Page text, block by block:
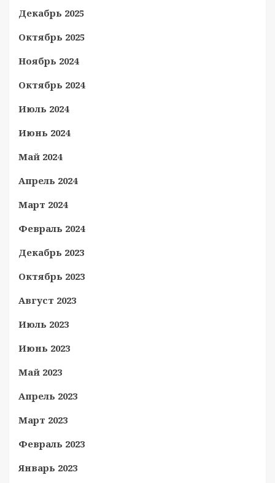
Декабрь 2025
Октябрь 2025
Ноябрь 2024
Октябрь 2024
Июль 2024
Июнь 2024
Май 2024
Апрель 2024
Март 2024
Февраль 2024
Декабрь 2023
Октябрь 2023
Август 2023
Июль 2023
Июнь 2023
Май 2023
Апрель 2023
Март 2023
Февраль 2023
Январь 2023